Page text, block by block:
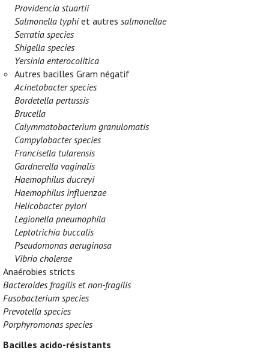
Providencia stuartii
Salmonella typhiet autressalmonellae
Serratia species
Shigella species
Yersinia enterocolitica
Autres bacilles Gram négatif
Acinetobacter species
Bordetella pertussis
Brucella
Calymmatobacterium granulomatis
Campylobacter species
Francisella tularensis
Gardnerella vaginalis
Haemophilus ducreyi
Haemophilus influenzae
Helicobacter pylori
Legionella pneumophila
Leptotrichia buccalis
Pseudomonas aeruginosa
Vibrio cholerae
Anaérobies stricts
Bacteroides fragilis et non-fragilis
Fusobacterium species
Prevotella species
Porphyromonas species
Bacilles acido-résistants